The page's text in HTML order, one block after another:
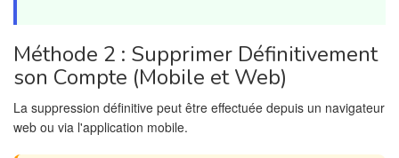
Méthode 2 : Supprimer Définitivement
son Compte (Mobile et Web)
La suppression définitive peut être effectuée depuis un navigateur
web ou via l'application mobile.